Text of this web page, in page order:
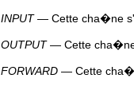
INPUT— Cette cha�ne
OUTPUT— Cette
FORWARD — Cette